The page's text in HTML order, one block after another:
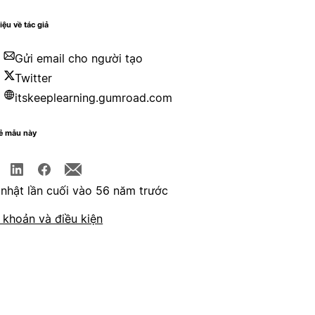
về tác giả
Gửi email cho người tạo
Twitter
itskeeplearning.gumroad.com
mẫu này
lần cuối vào 56 năm trước
và điều kiện